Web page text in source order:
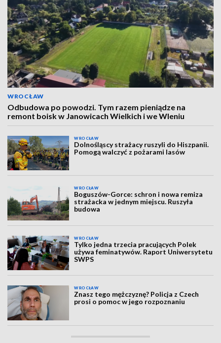
WROCŁAW
Odbudowa po powodzi. Tym razem pieniądze na
remont boisk w Janowicach Wielkich i we Wleniu
WROCŁAW
Dolnośląscy strażacy ruszyli do Hiszpanii.
Pomogą walczyć z pożarami lasów
WROCŁAW
Boguszów-Gorce: schron i nowa remiza
strażacka w jednym miejscu. Ruszyła
budowa
WROCŁAW
Tylko jedna trzecia pracujących Polek
używa feminatywów. Raport Uniwersytetu
SWPS
WROCŁAW
Znasz tego mężczyznę? Policja z Czech
prosi o pomoc w jego rozpoznaniu